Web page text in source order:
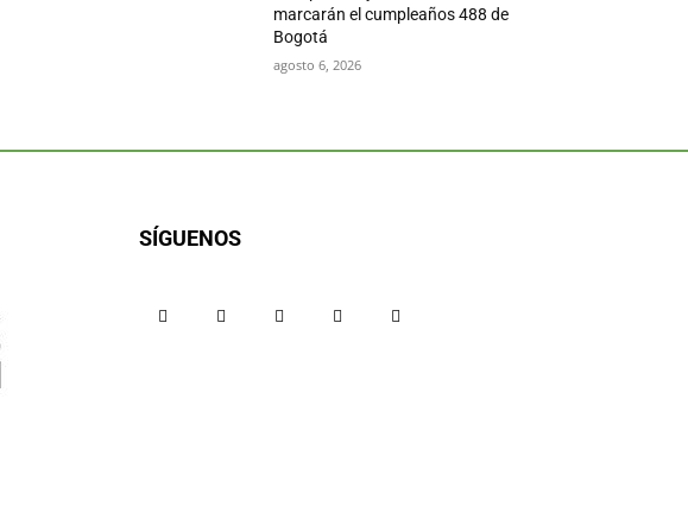
marcarán el cumpleaños 488 de
Bogotá
agosto 6, 2026
SÍGUENOS